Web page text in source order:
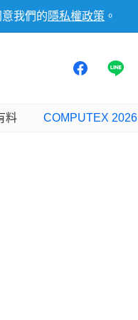
我們的 隱私權政策 。
料 COMPUTEX 2026